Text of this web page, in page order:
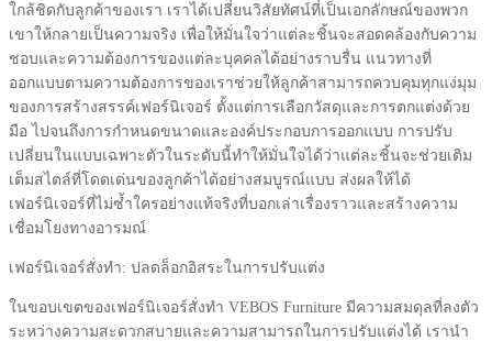
ใกล้ชิดกับลูกค้าของเรา เราได้เปลี่ยนวิสัยทัศน์ที่เป็นเอกลักษณ์ของพวก
เขาให้กลายเป็นความจริง เพื่อให้มั่นใจว่าแต่ละชิ้นจะสอดคล้องกับความ
ชอบและความต้องการของแต่ละบุคคลได้อย่างราบรื่น แนวทางที่
ออกแบบตามความต้องการของเราช่วยให้ลูกค้าสามารถควบคุมทุกแง่มุม
ของการสร้างสรรค์เฟอร์นิเจอร์ ตั้งแต่การเลือกวัสดุและการตกแต่งด้วย
มือ ไปจนถึงการกำหนดขนาดและองค์ประกอบการออกแบบ การปรับ
เปลี่ยนในแบบเฉพาะตัวในระดับนี้ทำให้มั่นใจได้ว่าแต่ละชิ้นจะช่วยเติม
เต็มสไตล์ที่โดดเด่นของลูกค้าได้อย่างสมบูรณ์แบบ ส่งผลให้ได้
เฟอร์นิเจอร์ที่ไม่ซ้ำใครอย่างแท้จริงที่บอกเล่าเรื่องราวและสร้างความ
เชื่อมโยงทางอารมณ์
เฟอร์นิเจอร์สั่งทำ: ปลดล็อกอิสระในการปรับแต่ง
ในขอบเขตของเฟอร์นิเจอร์สั่งทำ VEBOS Furniture มีความสมดุลที่ลงตัว
ระหว่างความสะดวกสบายและความสามารถในการปรับแต่งได้ เรานำ